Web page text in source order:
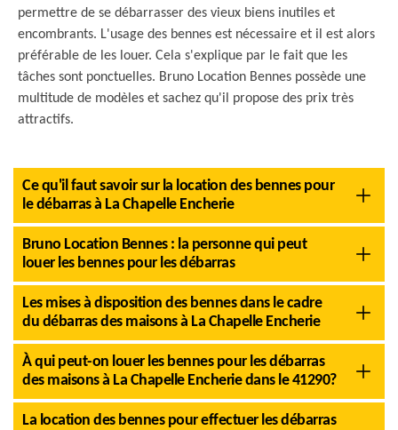
permettre de se débarrasser des vieux biens inutiles et
encombrants. L'usage des bennes est nécessaire et il est alors
préférable de les louer. Cela s'explique par le fait que les
tâches sont ponctuelles. Bruno Location Bennes possède une
multitude de modèles et sachez qu'il propose des prix très
attractifs.
Ce qu'il faut savoir sur la location des bennes pour
le débarras à La Chapelle Encherie
Bruno Location Bennes : la personne qui peut
louer les bennes pour les débarras
Les mises à disposition des bennes dans le cadre
du débarras des maisons à La Chapelle Encherie
À qui peut-on louer les bennes pour les débarras
des maisons à La Chapelle Encherie dans le 41290?
La location des bennes pour effectuer les débarras